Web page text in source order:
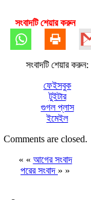
সংবাদটি শেয়ার করুন
সংবাদটি শেয়ার করুন:
ফেইসবুক
টুইটার
গুগল প্লাস
ইমেইল
Comments are closed.
« « আগের সংবাদ
পরের সংবাদ » »